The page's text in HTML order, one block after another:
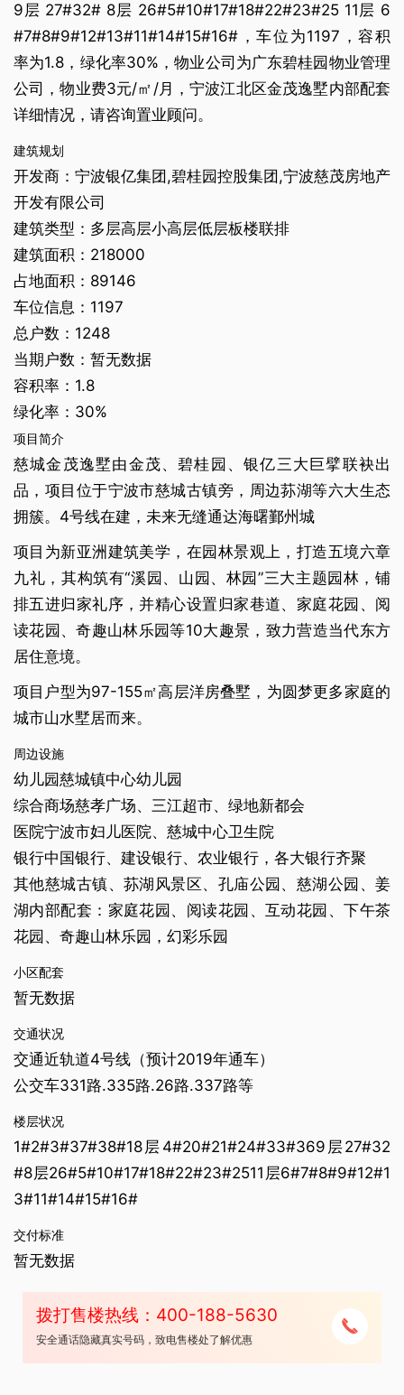
9层 27#32# 8层 26#5#10#17#18#22#23#25 11层 6
#7#8#9#12#13#11#14#15#16#，车位为1197，容积
率为1.8，绿化率30%，物业公司为广东碧桂园物业管理
公司，物业费3元/㎡/月，宁波江北区金茂逸墅内部配套
详细情况，请咨询置业顾问。
建筑规划
开发商：宁波银亿集团,碧桂园控股集团,宁波慈茂房地产
开发有限公司
建筑类型：多层高层小高层低层板楼联排
建筑面积：218000
占地面积：89146
车位信息：1197
总户数：1248
当期户数：暂无数据
容积率：1.8
绿化率：30%
项目简介
慈城金茂逸墅由金茂、碧桂园、银亿三大巨擘联袂出
品，项目位于宁波市慈城古镇旁，周边荪湖等六大生态
拥簇。4号线在建，未来无缝通达海曙鄞州城
项目为新亚洲建筑美学，在园林景观上，打造五境六章
九礼，其构筑有“溪园、山园、林园”三大主题园林，铺
排五进归家礼序，并精心设置归家巷道、家庭花园、阅
读花园、奇趣山林乐园等10大趣景，致力营造当代东方
居住意境。
项目户型为97-155㎡高层洋房叠墅，为圆梦更多家庭的
城市山水墅居而来。
周边设施
幼儿园慈城镇中心幼儿园
综合商场慈孝广场、三江超市、绿地新都会
医院宁波市妇儿医院、慈城中心卫生院
银行中国银行、建设银行、农业银行，各大银行齐聚
其他慈城古镇、荪湖风景区、孔庙公园、慈湖公园、姜
湖内部配套：家庭花园、阅读花园、互动花园、下午茶
花园、奇趣山林乐园，幻彩乐园
小区配套
暂无数据
交通状况
交通近轨道4号线（预计2019年通车）
公交车331路.335路.26路.337路等
楼层状况
1#2#3#37#38#18层4#20#21#24#33#369层27#32
#8层26#5#10#17#18#22#23#2511层6#7#8#9#12#1
3#11#14#15#16#
交付标准
暂无数据
拨打售楼热线：400-188-5630
安全通话隐藏真实号码，致电售楼处了解优惠